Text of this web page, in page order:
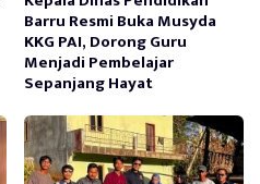
Barru Resmi Buka Musyda
KKG PAI, Dorong Guru
Menjadi Pembelajar
Sepanjang Hayat